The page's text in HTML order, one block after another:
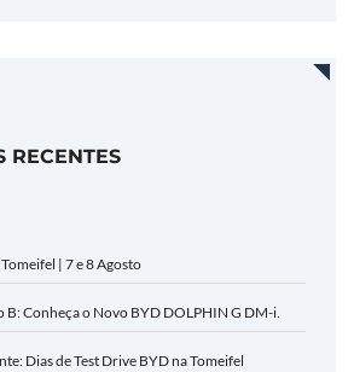
RECENTES
| 7 e 8 Agosto
B: Conheça o Novo BYD DOLPHIN G DM-i.
Dias de Test Drive BYD na Tomeifel